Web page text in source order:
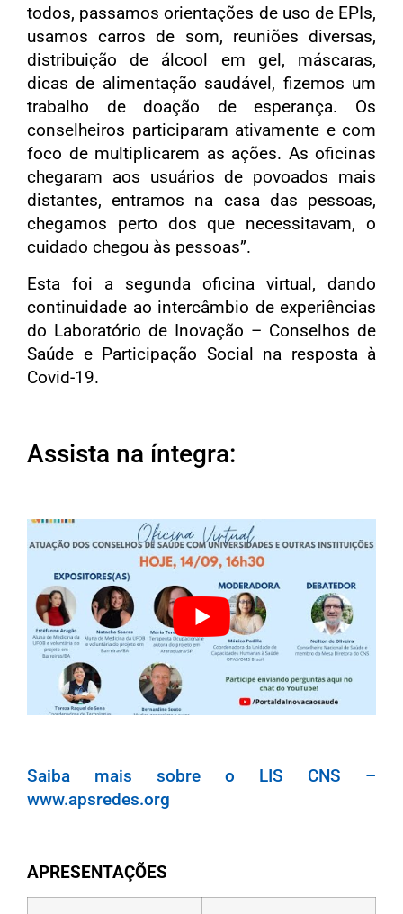
todos, passamos orientações de uso de EPIs,
usamos carros de som, reuniões diversas,
distribuição de álcool em gel, máscaras,
dicas de alimentação saudável, fizemos um
trabalho de doação de esperança. Os
conselheiros participaram ativamente e com
foco de multiplicarem as ações. As oficinas
chegaram aos usuários de povoados mais
distantes, entramos na casa das pessoas,
chegamos perto dos que necessitavam, o
cuidado chegou às pessoas”.
Esta foi a segunda oficina virtual, dando
continuidade ao intercâmbio de experiências
do Laboratório de Inovação – Conselhos de
Saúde e Participação Social na resposta à
Covid-19.
Assista na íntegra:
Saiba mais sobre o LIS CNS –
www.apsredes.org
APRESENTAÇÕES